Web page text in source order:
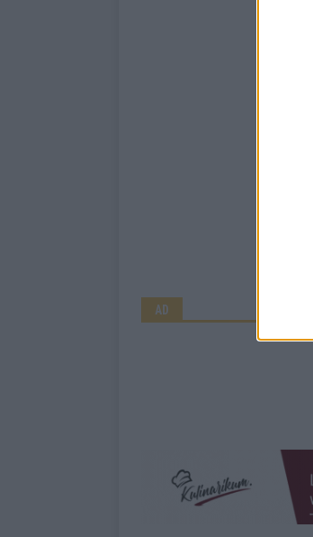
AD